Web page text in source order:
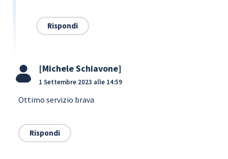
Rispondi
Michele Schiavone
1 Settembre 2023 alle 14:59
Ottimo servizio brava
Rispondi